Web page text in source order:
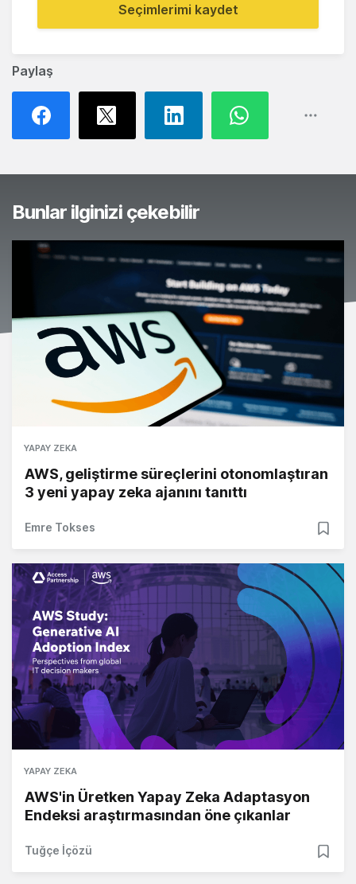
Paylaş
Seçimlerimi kaydet
Bunlar ilginizi çekebilir
YAPAY ZEKA
AWS, geliştirme süreçlerini otonomlaştıran
3 yeni yapay zeka ajanını tanıttı
Emre Tokses
YAPAY ZEKA
AWS'in Üretken Yapay Zeka Adaptasyon
Endeksi araştırmasından öne çıkanlar
Tuğçe İçözü